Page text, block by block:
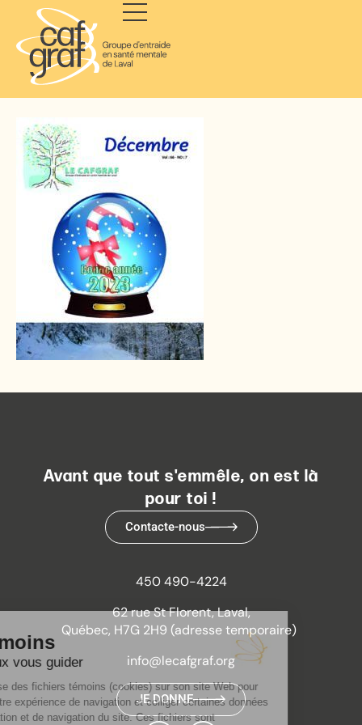
Avant que tout s'emmêle, on est là
pour toi !
Contacte-nous
450 490-4224
62 rue St Florent, Laval,
Québec, H7G 2H9 (adresse temporaire)
info@lecafgraf.org
JE DONNE